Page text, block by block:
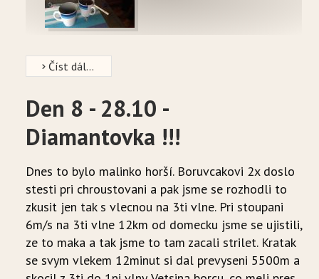
Číst dál...
Den 8 - 28.10 -
Diamantovka !!!
Dnes to bylo malinko horší. Boruvcakovi 2x doslo
stesti pri chroustovani a pak jsme se rozhodli to
zkusit jen tak s vlecnou na 3ti vlne. Pri stoupani
6m/s na 3ti vlne 12km od domecku jsme se ujistili,
ze to maka a tak jsme to tam zacali strilet. Kratak
se svym vlekem 12minut si dal prevyseni 5500m a